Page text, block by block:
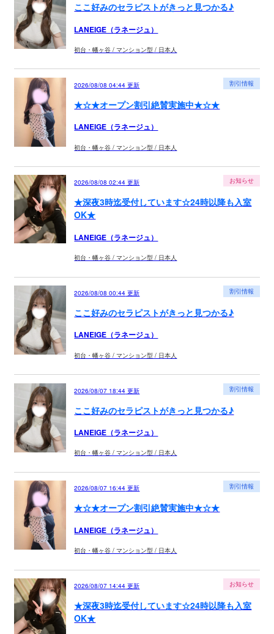
ここ好みのセラピストがきっと見つかる♪
LANEIGE（ラネージュ）
初台・幡ヶ谷 / マンション型 / 日本人
割引情報
2026/08/08 04:44 更新
★☆★オープン割引絶賛実施中★☆★
LANEIGE（ラネージュ）
初台・幡ヶ谷 / マンション型 / 日本人
お知らせ
2026/08/08 02:44 更新
★深夜3時迄受付しています☆24時以降も入室
OK★
LANEIGE（ラネージュ）
初台・幡ヶ谷 / マンション型 / 日本人
割引情報
2026/08/08 00:44 更新
ここ好みのセラピストがきっと見つかる♪
LANEIGE（ラネージュ）
初台・幡ヶ谷 / マンション型 / 日本人
割引情報
2026/08/07 18:44 更新
ここ好みのセラピストがきっと見つかる♪
LANEIGE（ラネージュ）
初台・幡ヶ谷 / マンション型 / 日本人
割引情報
2026/08/07 16:44 更新
★☆★オープン割引絶賛実施中★☆★
LANEIGE（ラネージュ）
初台・幡ヶ谷 / マンション型 / 日本人
お知らせ
2026/08/07 14:44 更新
★深夜3時迄受付しています☆24時以降も入室
OK★